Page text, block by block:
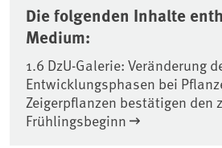
Die folgenden Inhalte
Medium:
1.6 DzU-Galerie: Veränderung
Entwicklungsphasen bei
Zeigerpflanzen bestätigen den
Frühlingsbeginn